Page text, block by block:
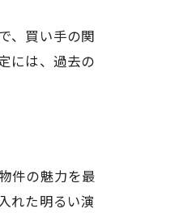
、買い手の関
には、過去の
件の魅力を最
れた明るい演